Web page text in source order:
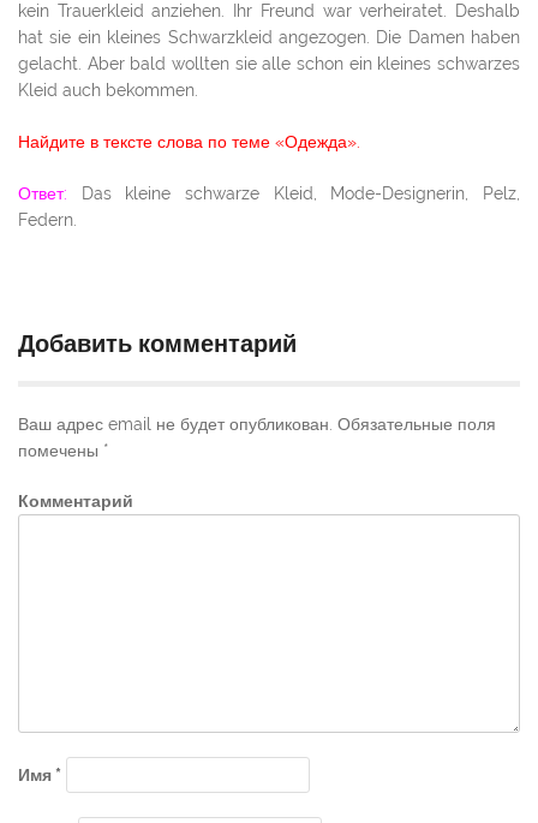
kein Trauerkleid anziehen. Ihr Freund war verheiratet. Deshalb
hat sie ein kleines Schwarzkleid angezogen. Die Damen haben
gelacht. Aber bald wollten sie alle schon ein kleines schwarzes
Kleid auch bekommen.
Найдите в тексте слова по теме «Одежда».
Ответ: Das kleine schwarze Kleid, Mode-Designerin, Pelz,
Federn.
Добавить комментарий
Ваш адрес email не будет опубликован. Обязательные поля
помечены *
Комментарий
Имя*